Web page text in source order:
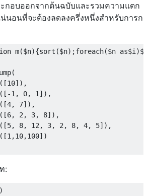
กอบออกจากต้นฉบับและรวมความแตก
นอนที่จะต้องลดลงครึ่งหนึ่งสำหรับการก
m($n){sort ($n);foreach($n as$i )$r
(
([10]),
([-1 , 0, 1 ]),
([4, 7]),
([6, 2 , 3, 8]),
([5, 8, 12 , 3, 2 , 8, 4, 5]),
([1 ,10,100])
: